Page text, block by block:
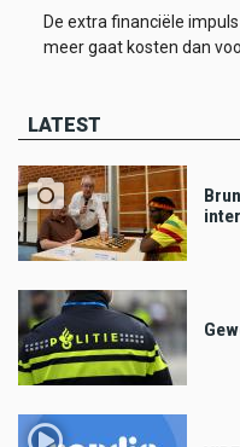
De extra financiële
meer gaat kosten dan
LATEST